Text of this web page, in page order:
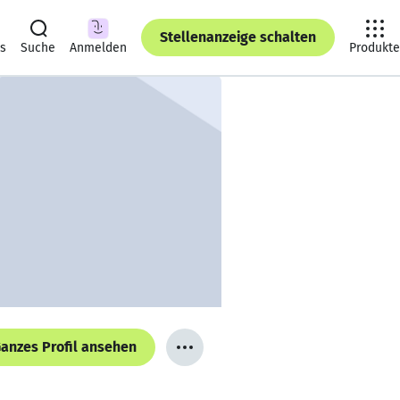
Suche Anmelden
Stellenanzeige schalten
Produkte
Profil ansehen